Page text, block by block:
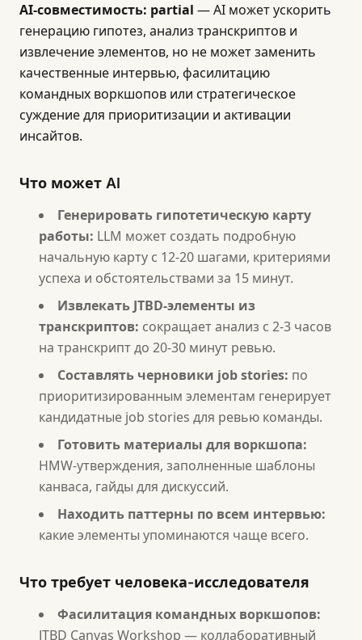
AI-совместимость: partial — AI может ускорить
генерацию гипотез, анализ транскриптов и
извлечение элементов, но не может заменить
качественные интервью, фасилитацию
командных воркшопов или стратегическое
суждение для приоритизации и активации
инсайтов.
Что может AI
Генерировать гипотетическую карту
работы: LLM может создать подробную
начальную карту с 12-20 шагами, критериями
успеха и обстоятельствами за 15 минут.
Извлекать JTBD-элементы из
транскриптов: сокращает анализ с 2-3 часов
на транскрипт до 20-30 минут ревью.
Составлять черновики job stories: по
приоритизированным элементам генерирует
кандидатные job stories для ревью команды.
Готовить материалы для воркшопа:
HMW-утверждения, заполненные шаблоны
канваса, гайды для дискуссий.
Находить паттерны по всем интервью:
какие элементы упоминаются чаще всего.
Что требует человека-исследователя
Фасилитация командных воркшопов:
JTBD Canvas Workshop — коллаборативный